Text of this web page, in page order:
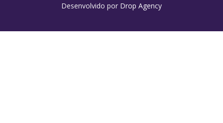
Desenvolvido por Drop Agency